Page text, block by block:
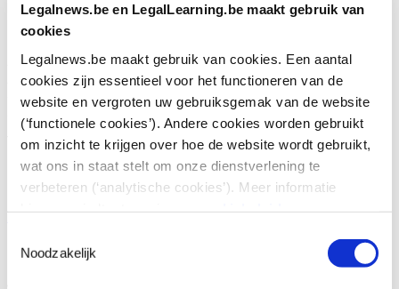
Legalnews.be en LegalLearning.be maakt gebruik van
cookies
Legalnews.be maakt gebruik van cookies. Een aantal
cookies zijn essentieel voor het functioneren van de
website en vergroten uw gebruiksgemak van de website
(‘functionele cookies’). Andere cookies worden gebruikt
om inzicht te krijgen over hoe de website wordt gebruikt,
wat ons in staat stelt om onze dienstverlening te
verbeteren (‘analytische cookies’). Meer informatie
Noodzakelijk
Einde van een
huurovereenkomst na het
verstrijken van het opstalrecht.
Cass. 7 mei 2026 (Eric B.)
Bouw & Vastgoed|21 mei 2026
Auteur: Eric B.